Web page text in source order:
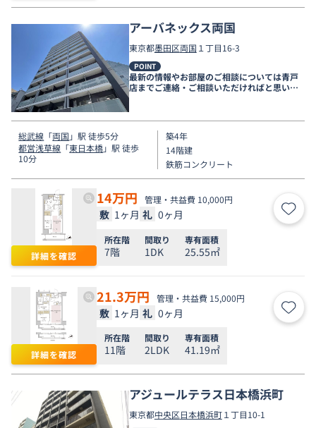
アーバネックス両国
東京都墨田区両国 １丁目16-3
POINT
最新の情報やお部屋のご相談については青戸
店までご連絡・ご相談いただければと思いま
す。
総武線 「両国 」駅 徒歩5分
都営浅草線 「東日本橋」駅 徒歩
10分
築4年
14階建
鉄筋コンクリート
詳細を確認
14万円 管理・共益費 10,000円
敷 1ヶ月 礼 0ヶ月 お気
所在階
7階
間取り
1DK
専有面積
25.55㎡
詳細を確認
21.3万円 管理・共益費 15,000円
敷 1ヶ月 礼 0ヶ月 お気
所在階
11階
間取り
2LDK
専有面積
41.19㎡
アジュールテラス日本橋浜町
東京都中央区日本橋浜町１丁目10-1